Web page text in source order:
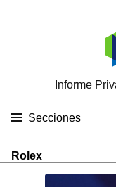
Informe
Secciones
Rolex